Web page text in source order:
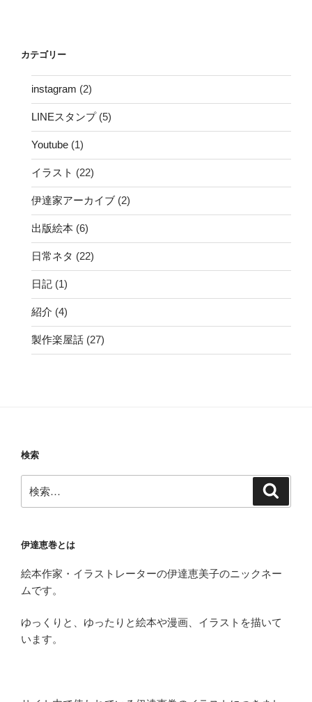
カテゴリー
instagram (2)
LINEスタンプ(5)
Youtube (1)
イラスト (22)
伊達家アーカイブ (2)
出版絵本 (6)
日常ネタ (22)
日記 (1)
紹介 (4)
製作楽屋話 (27)
検索
索:
伊達恵巻とは
絵本作家・イラストレーターの伊達恵美子のニックネー
ムです。
ゆっくりと、ゆったりと絵本や漫画、イラストを描いて
います。